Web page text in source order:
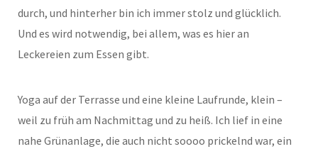
durch, und hinterher bin ich immer stolz und glücklich.
Und es wird notwendig, bei allem, was es hier an
Leckereien zum Essen gibt.
Yoga auf der Terrasse und eine kleine Laufrunde, klein –
weil zu früh am Nachmittag und zu heiß. Ich lief in eine
nahe Grünanlage, die auch nicht soooo prickelnd war, ein